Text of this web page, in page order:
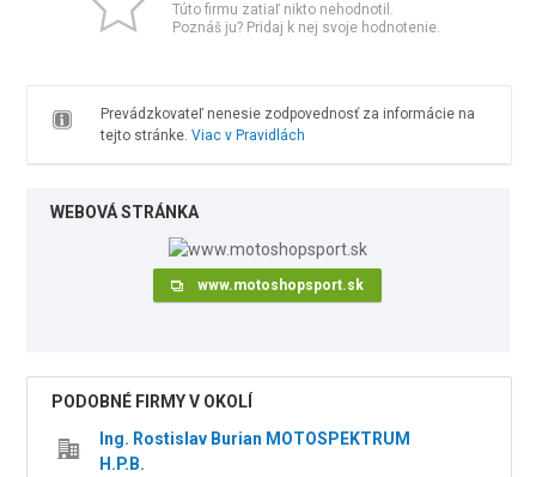
Túto firmu zatiaľ nikto nehodnotil.
Poznáš ju? Pridaj k nej svoje hodnotenie.
Prevádzkovateľ nenesie zodpovednosť za informácie na
tejto stránke. Viac v Pravidlách
WEBOVÁ STRÁNKA
www.motoshopsport.sk
PODOBNÉ FIRMY V OKOLÍ
Ing. Rostislav Burian MOTOSPEKTRUM
H.P.B.